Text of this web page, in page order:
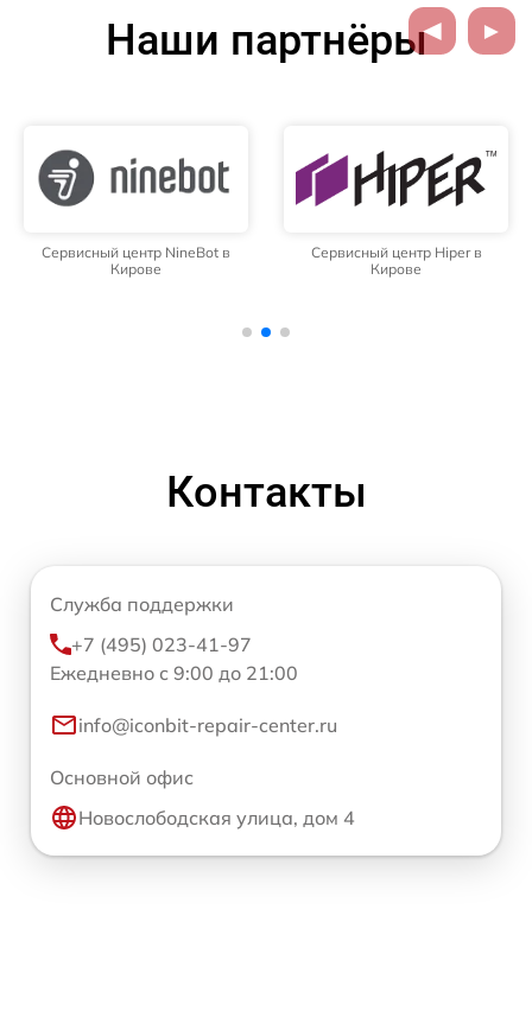
Наши партнёры
Сервисный центр NineBot в
Кирове
Сервисный центр Hiper в
Кирове
Контакты
Служба поддержки
+7 (495) 023-41-97
Ежедневно с 9:00 до 21:00
info@iconbit-repair-center.ru
Основной офис
Новослободская улица, дом 4